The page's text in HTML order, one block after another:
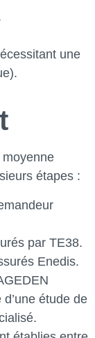
une
étapes :
par TE38.
Enedis.
étude de